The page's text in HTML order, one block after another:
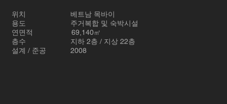
위치 베트남 목바이
용도 주거복합 및 숙박시설
연면적 69,140㎡
층수 지하 2층 / 지상 22층
설계 / 준공 2008